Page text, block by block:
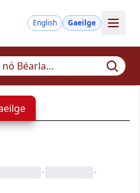
English Gaeilge
• •